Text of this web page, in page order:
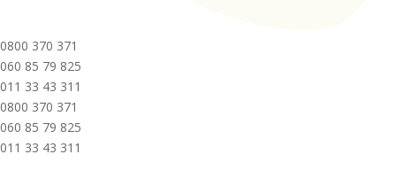
0800 370 371
060 85 79 825
011 33 43 311
0800 370 371
060 85 79 825
011 33 43 311